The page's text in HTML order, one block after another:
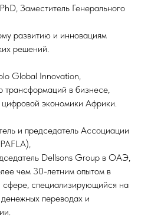
Заместитель Генерального
развитию и инновациям
решений.
Global Innovation,
трансформаций в бизнесе,
экономики Африки.
и председатель Ассоциации
Dellsons Group в ОАЭ,
чем 30-летним опытом в
специализирующийся на
переводах и